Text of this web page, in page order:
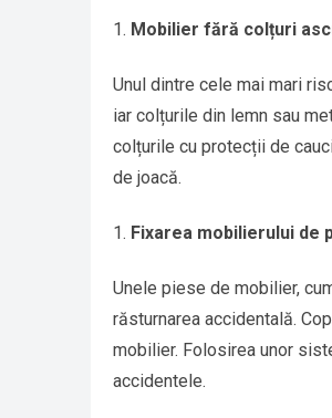
Mobilier fără colțuri
Unul dintre cele mai mari
iar colțurile din lemn sau
colțurile cu protecții de
de joacă.
Fixarea mobilierului de
Unele piese de mobilier,
răsturnarea accidentală.
mobilier. Folosirea unor
accidentele.